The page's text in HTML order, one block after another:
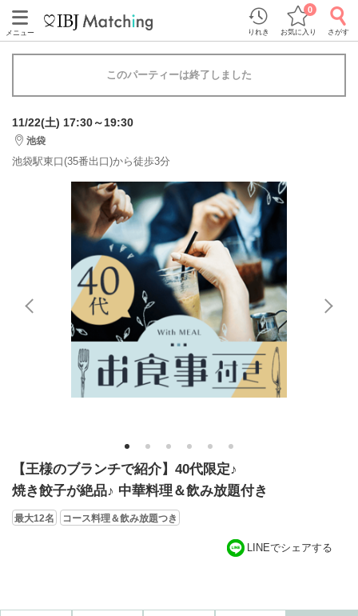
メニュー りれき お気に入り
0
さがす
このパーティーは終了しました
11/22(土) 17:30～19:30
池袋
池袋駅東口(35番出口)から徒歩3分
1 2 3 4 5 6
【王様のブランチで紹介】40代限定♪
焼き餃子が絶品♪ 中華料理＆飲み放題付き
最大12名 コース料理＆飲み放題つき
LINEでシェアする